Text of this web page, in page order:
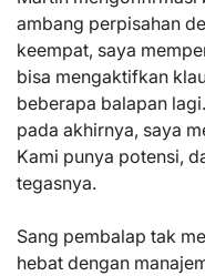
ambang perpisahan
keempat, saya
bisa mengaktifkan
beberapa balapan
pada akhirnya, saya
Kami punya potensi,
tegasnya.
Sang pembalap tak
hebat dengan